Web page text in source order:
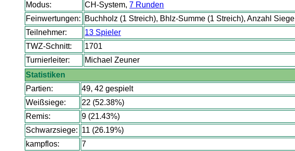
Modus:
CH-System,7 Runden
Feinwertungen:
Buchholz (1 Streich), Bhlz-Summe (1 Streich), Anzahl Siege
Teilnehmer:
13 Spieler
TWZ-Schnitt:
1701
Turnierleiter:
Michael Zeuner
Statistiken
Partien:
49, 42 gespielt
Weißsiege:
22 (52.38%)
Remis:
9 (21.43%)
Schwarzsiege: 11 (26.19%)
kampflos:
7